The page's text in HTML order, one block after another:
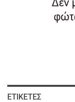
ΕΤΙΚΈΤΕΣ